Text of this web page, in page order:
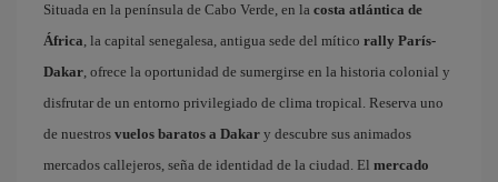
Situada en la península de Cabo Verde, en la costa atlántica de
África, la capital senegalesa, antigua sede del mítico rally París-
Dakar, ofrece la oportunidad de sumergirse en la historia colonial y
disfrutar de un entorno privilegiado de clima tropical. Reserva uno
de nuestros vuelos baratos a Dakar y descubre sus animados
mercados callejeros, seña de identidad de la ciudad. El mercado